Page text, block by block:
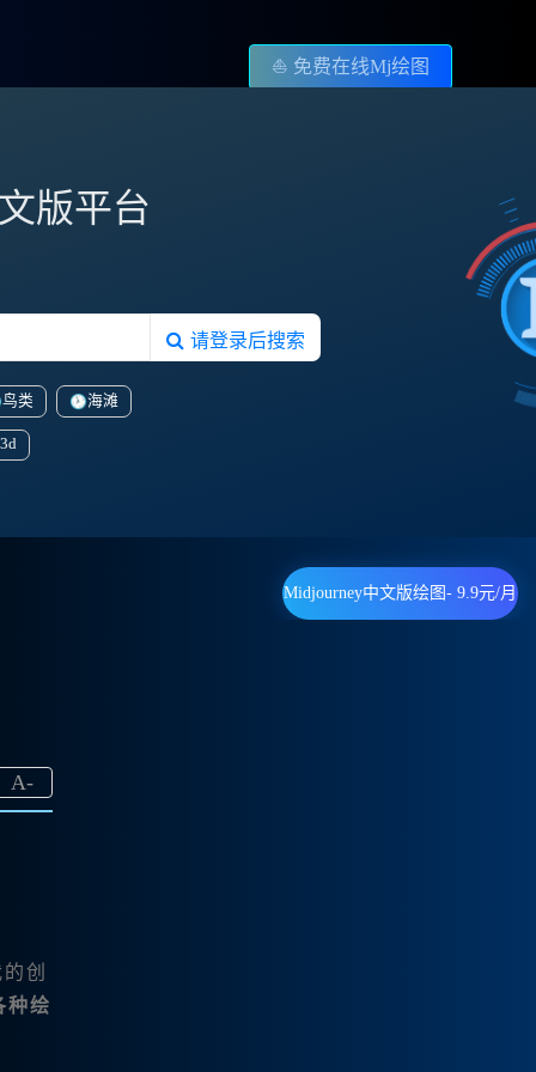
⛵️ 免费在线Mj绘图
版平台
请登录后搜索
鸟类 海滩
3d
Midjourney中文版绘图- 9.9元/月
A-
创
种绘